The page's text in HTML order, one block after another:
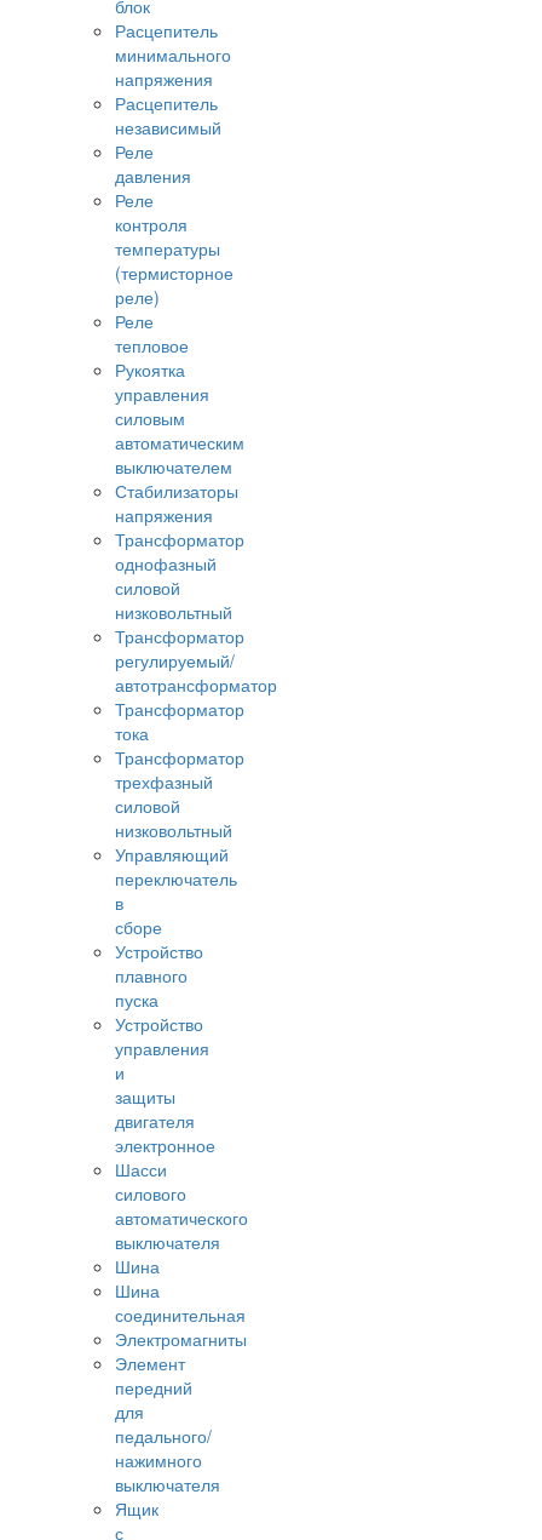
блок
Расцепитель
минимального
напряжения
Расцепитель
независимый
Реле
давления
Реле
контроля
температуры
(термисторное
реле)
Реле
тепловое
Рукоятка
управления
силовым
автоматическим
выключателем
Стабилизаторы
напряжения
Трансформатор
однофазный
силовой
низковольтный
Трансформатор
регулируемый/
автотрансформатор
Трансформатор
тока
Трансформатор
трехфазный
силовой
низковольтный
Управляющий
переключатель
в
сборе
Устройство
плавного
пуска
Устройство
управления
и
защиты
двигателя
электронное
Шасси
силового
автоматического
выключателя
Шина
Шина
соединительная
Электромагниты
Элемент
передний
для
педального/
нажимного
выключателя
Ящик
с